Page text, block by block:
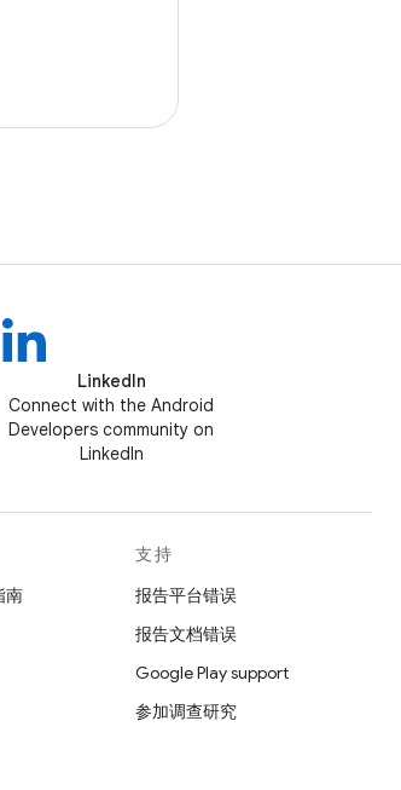
LinkedIn
Connect with the Android
Developers community on
LinkedIn
南
支持
报告平台错误
报告文档错误
Google Play support
参加调查研究